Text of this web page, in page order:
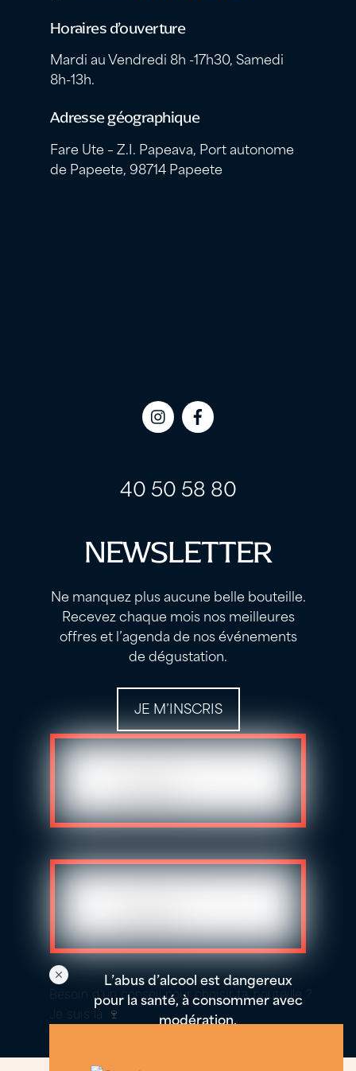
Horaires d’ouverture
Mardi au Vendredi 8h -17h30, Samedi
8h-13h.
Adresse géographique
Fare Ute – Z.I. Papeava, Port autonome
de Papeete, 98714 Papeete
Icon
Icon
40 50 58 80
NEWSLETTER
Ne manquez plus aucune belle bouteille.
Recevez chaque mois nos meilleures
offres et l’agenda de nos événements
de dégustation.
JE M’INSCRIS
L’abus d’alcool est dangereux
pour la santé, à consommer avec
modération.
Besoin d'un conseil pour choisir ta bouteille ?
Je suis là 🍷